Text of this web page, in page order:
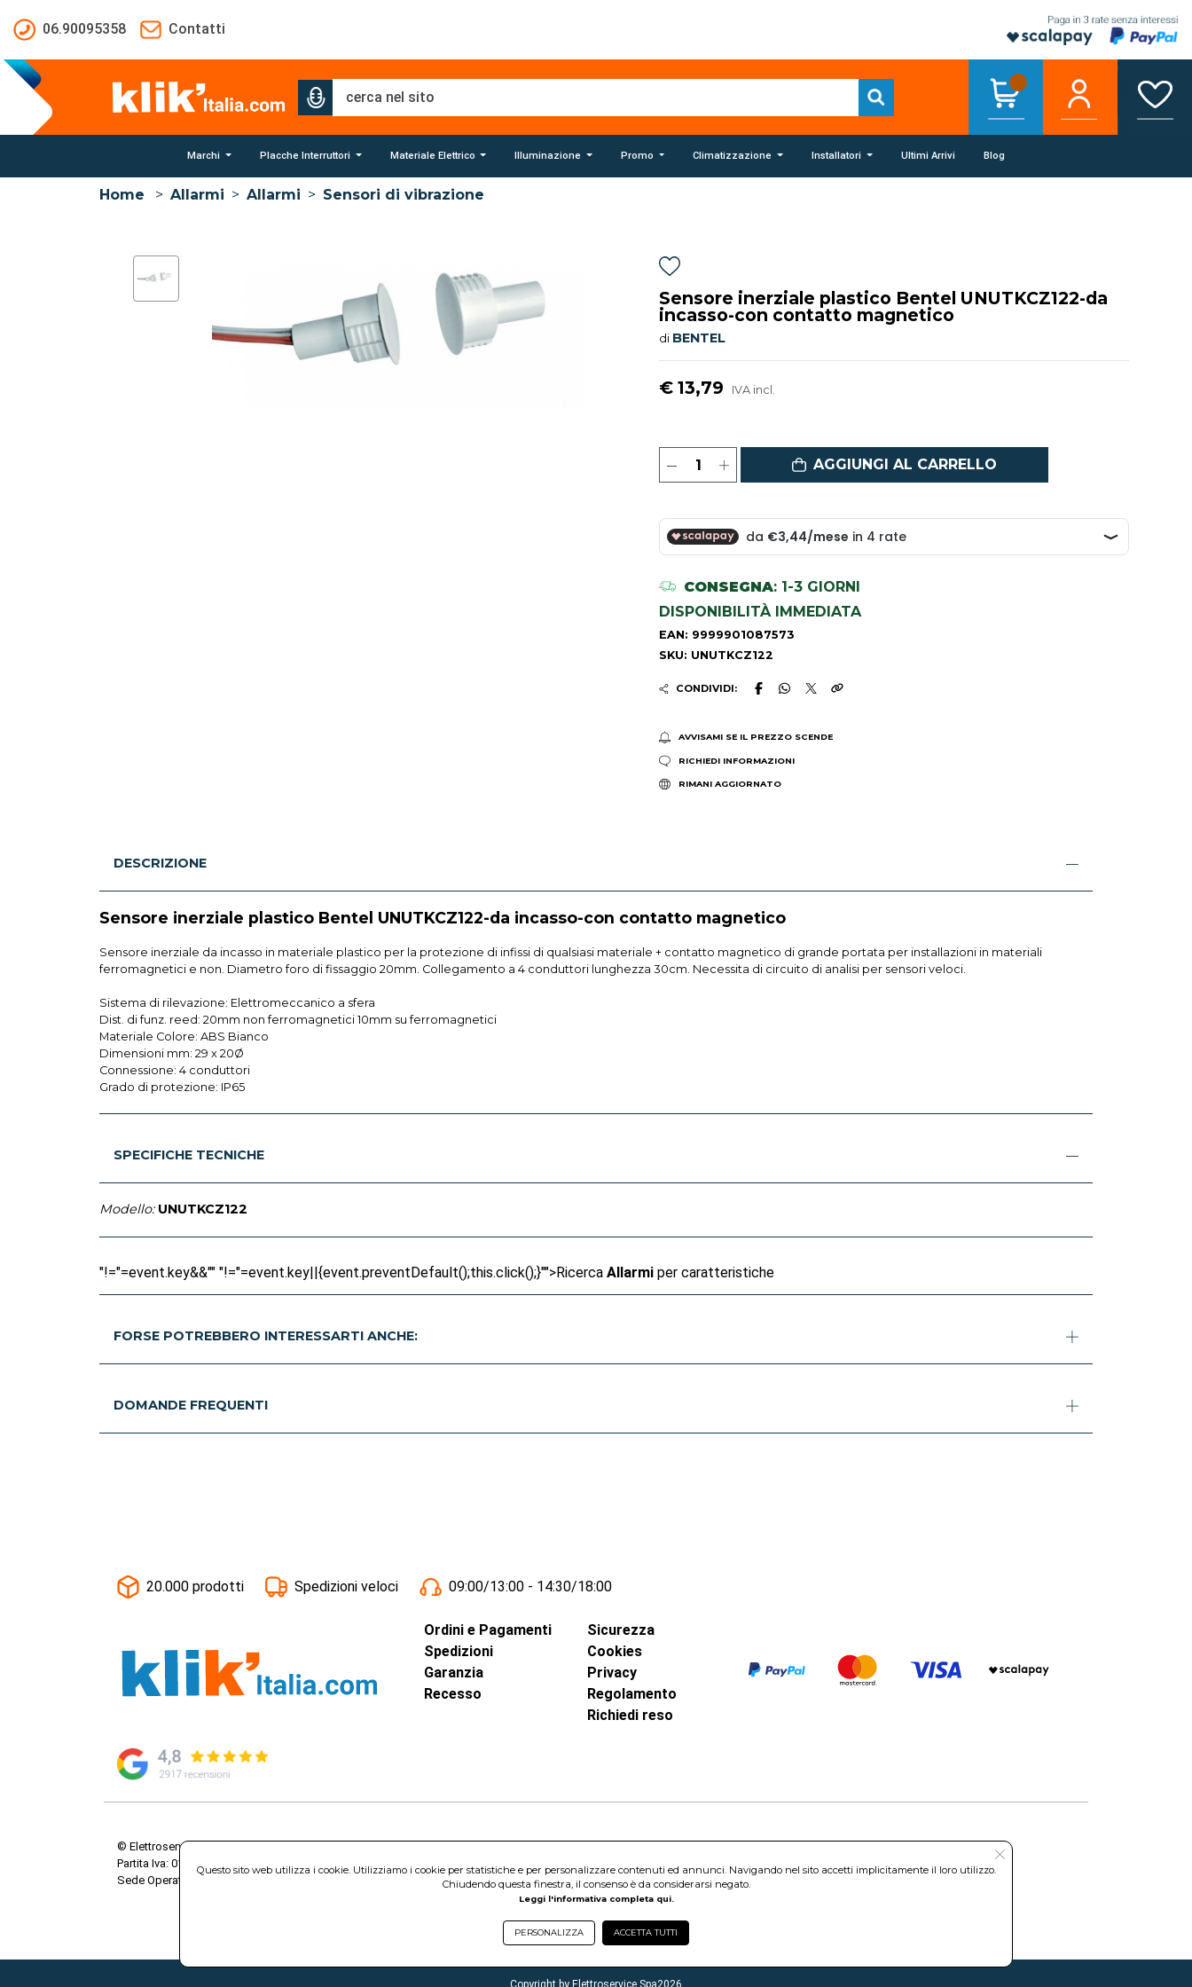
06.90095358
Contatti
Marchi Placche Interruttori Materiale Elettrico Illuminazione Promo Climatizzazione Installatori Ultimi Arrivi Blog
Home > Allarmi > Allarmi > Sensori di vibrazione
Sensore inerziale plastico Bentel UNUTKCZ122-da
incasso-con contatto magnetico
di BENTEL
€ 13,79 IVA incl.
AGGIUNGI AL CARRELLO
CONSEGNA: 1-3 GIORNI
DISPONIBILITÀ IMMEDIATA
EAN: 9999901087573
SKU: UNUTKCZ122
CONDIVIDI:
AVVISAMI SE IL PREZZO SCENDE
RICHIEDI INFORMAZIONI
RIMANI AGGIORNATO
DESCRIZIONE
Sensore inerziale plastico Bentel UNUTKCZ122-da incasso-con contatto magnetico
Sensore inerziale da incasso in materiale plastico per la protezione di infissi di qualsiasi materiale + contatto magnetico di grande portata per installazioni in materiali
ferromagnetici e non. Diametro foro di fissaggio 20mm. Collegamento a 4 conduttori lunghezza 30cm. Necessita di circuito di analisi per sensori veloci.
Sistema di rilevazione: Elettromeccanico a sfera
Dist. di funz. reed: 20mm non ferromagnetici 10mm su ferromagnetici
Materiale Colore: ABS Bianco
Dimensioni mm: 29 x 20Ø
Connessione: 4 conduttori
Grado di protezione: IP65
SPECIFICHE TECNICHE
Modello: UNUTKCZ122
"!="=event.key&&"" "!="=event.key||{event.preventDefault();this.click();}"">Ricerca Allarmi per caratteristiche
FORSE POTREBBERO INTERESSARTI ANCHE:
DOMANDE FREQUENTI
20.000 prodotti Spedizioni veloci 09:00/13:00 - 14:30/18:00
Ordini e Pagamenti
Spedizioni
Garanzia
Recesso
Sicurezza
Cookies
Privacy
Regolamento
Richiedi reso
© Elettroservice Spa - Sede Legale: Via Leonardo da Vinci, 40 - 00015 Monterotondo Scalo (RM)
Partita Iva: 01586761007 - Codice Fiscale: 06634500588 Capitale Sociale 1.600.000,00 Euro i.v. Iscritto al Registro delle Imprese di Roma REA: RM-535144
Sede Operativa: Via Leonardo da Vinci, 40 - 00015 Monterotondo Scalo (RM) - Telefono:06.90095358
Copyright by Elettroservice Spa2026
Questo sito web utilizza i cookie. Utilizziamo i cookie per statistiche e per personalizzare contenuti ed annunci. Navigando nel sito accetti implicitamente il loro utilizzo.
Chiudendo questa finestra, il consenso è da considerarsi negato.
Leggi l'informativa completa qui.
PERSONALIZZA ACCETTA TUTTI